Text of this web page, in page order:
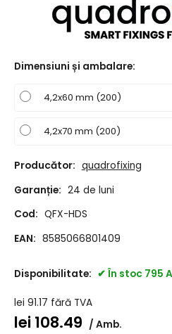
Dimensiuni și ambalare:
4,2x60 mm (200)
4,2x70 mm (200)
Producător: quadrofixing
Garanție: 24 de luni
Cod: QFX-HDS
EAN: 8585066801409
Disponibilitate: În stoc 795
lei 91.17 fără TVA
lei108.49 Amb.